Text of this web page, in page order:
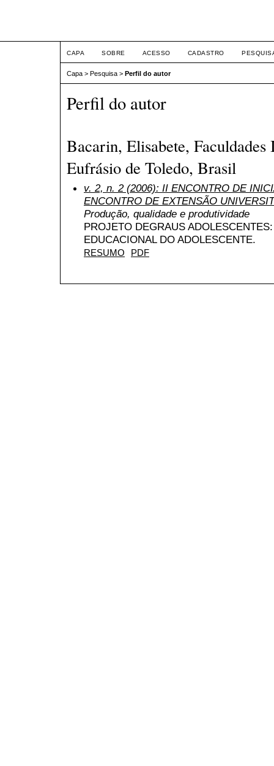
CAPA SOBRE ACESSO CADASTRO
Capa > Pesquisa > Perfil do autor
Perfil do autor
Bacarin, Elisabete,
Eufrásio de Toledo, Brasil
v. 2, n. 2 (2006): II ENCONTRO DE
ENCONTRO DE EXTENSÃO
Produção, qualidade e produtividade
PROJETO DEGRAUS
EDUCACIONAL DO ADOLESCENTE.
RESUMO PDF